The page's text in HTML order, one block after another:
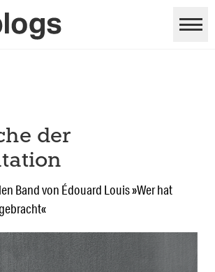
der
Band von Édouard Louis »Wer hat